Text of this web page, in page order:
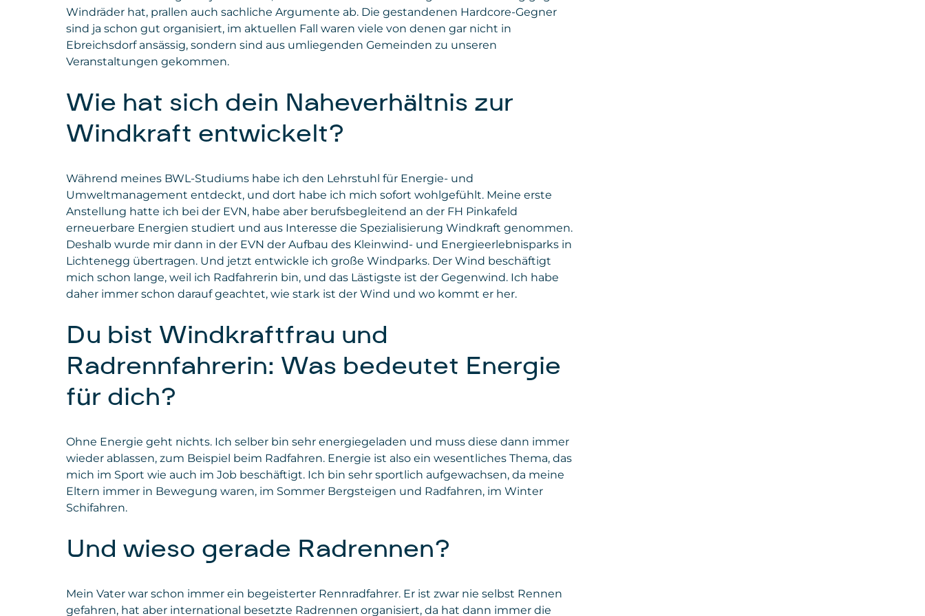
Windräder hat, prallen auch sachliche Argumente ab. Die gestandenen Hardcore-Gegner
sind ja schon gut organisiert, im aktuellen Fall waren viele von denen gar nicht in
Ebreichsdorf ansässig, sondern sind aus umliegenden Gemeinden zu unseren
Veranstaltungen gekommen.
Wie hat sich dein Naheverhältnis zur
Windkraft entwickelt?
Während meines BWL-Studiums habe ich den Lehrstuhl für Energie- und
Umweltmanagement entdeckt, und dort habe ich mich sofort wohlgefühlt. Meine erste
Anstellung hatte ich bei der EVN, habe aber berufsbegleitend an der FH Pinkafeld
erneuerbare Energien studiert und aus Interesse die Spezialisierung Windkraft genommen.
Deshalb wurde mir dann in der EVN der Aufbau des Kleinwind- und Energieerlebnisparks in
Lichtenegg übertragen. Und jetzt entwickle ich große Windparks. Der Wind beschäftigt
mich schon lange, weil ich Radfahrerin bin, und das Lästigste ist der Gegenwind. Ich habe
daher immer schon darauf geachtet, wie stark ist der Wind und wo kommt er her.
Du bist Windkraftfrau und
Radrennfahrerin: Was bedeutet Energie
für dich?
Ohne Energie geht nichts. Ich selber bin sehr energiegeladen und muss diese dann immer
wieder ablassen, zum Beispiel beim Radfahren. Energie ist also ein wesentliches Thema, das
mich im Sport wie auch im Job beschäftigt. Ich bin sehr sportlich aufgewachsen, da meine
Eltern immer in Bewegung waren, im Sommer Bergsteigen und Radfahren, im Winter
Schifahren.
Und wieso gerade Radrennen?
Mein Vater war schon immer ein begeisterter Rennradfahrer. Er ist zwar nie selbst Rennen
gefahren, hat aber international besetzte Radrennen organisiert, da hat dann immer die
Gesetzt von: Microsoft Corporation
Privacy Policy
https://www.microsoft.com/de-
de/privacy/privacystatement